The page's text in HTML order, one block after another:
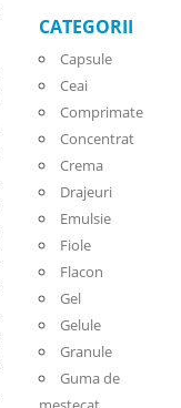
CATEGORII
Capsule
Ceai
Comprimate
Concentrat
Crema
Drajeuri
Emulsie
Fiole
Flacon
Gel
Gelule
Granule
Guma de